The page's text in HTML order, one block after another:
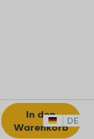
In den
Warenkorb
DE